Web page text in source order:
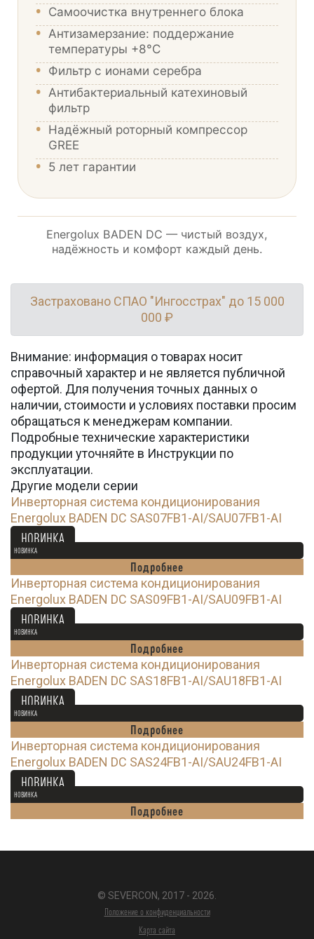
• Самоочистка внутреннего блока
• Антизамерзание: поддержание
температуры +8°С
• Фильтр с ионами серебра
• Антибактериальный катехиновый
фильтр
• Надёжный роторный компрессор
GREE
• 5 лет гарантии
Energolux BADEN DC — чистый воздух,
надёжность и комфорт каждый день.
Застраховано СПАО "Ингосстрах" до 15 000
000 ₽
Внимание: информация о товарах носит
справочный характер и не является публичной
офертой. Для получения точных данных о
наличии, стоимости и условиях поставки просим
обращаться к менеджерам компании.
Подробные технические характеристики
продукции уточняйте в Инструкции по
эксплуатации.
Другие модели серии
Инверторная система кондиционирования
Energolux BADEN DC SAS07FB1-AI/SAU07FB1-AI
НОВИНКА
51 900Ꝑ
НОВИНКА
Подробнее
Инверторная система кондиционирования
Energolux BADEN DC SAS09FB1-AI/SAU09FB1-AI
НОВИНКА
53 100Ꝑ
НОВИНКА
Подробнее
Инверторная система кондиционирования
Energolux BADEN DC SAS18FB1-AI/SAU18FB1-AI
НОВИНКА
99 600Ꝑ
НОВИНКА
Подробнее
Инверторная система кондиционирования
Energolux BADEN DC SAS24FB1-AI/SAU24FB1-AI
НОВИНКА
117 900Ꝑ
НОВИНКА
Подробнее
© SEVERCON, 2017 - 2026.
Положение о конфиденциальности
Карта сайта